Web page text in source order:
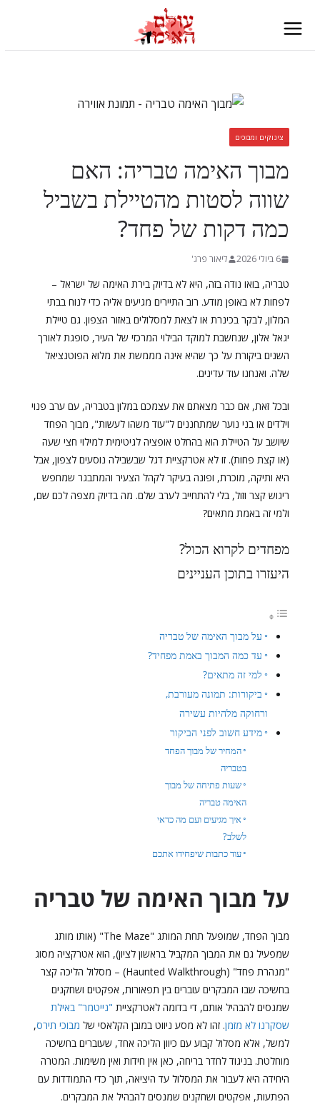
צינוקים ומבוכים
מבוך האימה טבריה: האם
שווה לסטות מהטיילת בשביל
כמה דקות של פחד?
6 ביולי 2026 ליאור פרג'
טבריה, בואו נודה בזה, היא לא בדיוק בירת האימה של ישראל –
לפחות לא באופן מודע. רוב התיירים מגיעים אליה כדי לנוח בבתי
המלון, לבקר בכינרת או לצאת למסלולים באזור הצפון. גם טיילת
יגאל אלון, שנחשבת למוקד הבילוי המרכזי של העיר, סופגת לאורך
השנים ביקורת על כך שהיא אינה מממשת את מלוא הפוטנציאל
שלה. ואנחנו עוד עדינים.
ובכל זאת, אם כבר מצאתם את עצמכם במלון בטבריה, עם ערב פנוי
וילדים או בני נוער שמתחננים ל"עוד משהו לעשות", מבוך הפחד
שיושב על הטיילת הוא בהחלט אופציה לגיטימית למילוי חצי שעה
(או קצת פחות). זו לא אטרקציית דגל שבשבילה נוסעים לצפון, אבל
היא ותיקה, מוכרת, ופונה בעיקר לקהל הצעיר והמתבגר שמחפש
ריגוש קצר וזול, בלי להתחייב לערב שלם. מה בדיוק מצפה לכם שם,
ולמי זה באמת מתאים?
מפחדים לקרוא הכול?
היעזרו בתוכן העניינים
על מבוך האימה של טבריה
עד כמה המבוך באמת מפחיד?
למי זה מתאים?
ביקורות: תמונה מעורבת,
ורחוקה מלהיות עשירה
מידע חשוב לפני הביקור
המחיר של מבוך הפחד
בטבריה
שעות פתיחה של מבוך
האימה טבריה
איך מגיעים ועם מה כדאי
לשלב?
עוד כתבות שיפחידו אתכם
על מבוך האימה של טבריה
מבוך הפחד, שמופעל תחת המותג "The Maze" (אותו מותג
שמפעיל גם את המבוך המקביל בראשון לציון), הוא אטרקציה מסוג
"מנהרת פחד" (Haunted Walkthrough) – מסלול הליכה קצר
בחשיכה שבו המבקרים עוברים בין תפאורות, אפקטים ושחקנים
שמנסים להבהיל אותם, די בדומה לאטרקציית "נייטמר" באילת
שסקרנו לא מזמן. זהו לא מסע ניווט במובן הקלאסי של מבוכי תירס,
למשל, אלא מסלול קבוע עם כיוון הליכה אחד, שעוברים בחשיכה
מוחלטת. בניגוד לחדר בריחה, כאן אין חידות ואין משימות. המטרה
היחידה היא לעבור את המסלול עד היציאה, תוך כדי התמודדות עם
הפתעות, אפקטים ושחקנים שמנסים להבהיל את המבקרים.